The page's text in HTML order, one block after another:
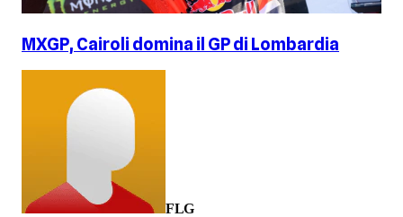
MXGP, Cairoli domina il GP di Lombardia
FLG